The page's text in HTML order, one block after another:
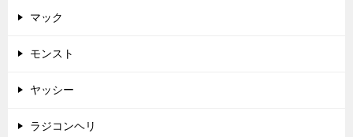
マック
モンスト
ヤッシー
ラジコンヘリ